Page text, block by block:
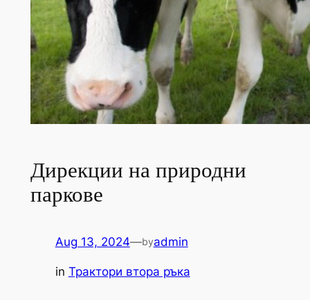
Дирекции на природни
паркове
Aug 13, 2024—byadmin
in Трактори втора ръка